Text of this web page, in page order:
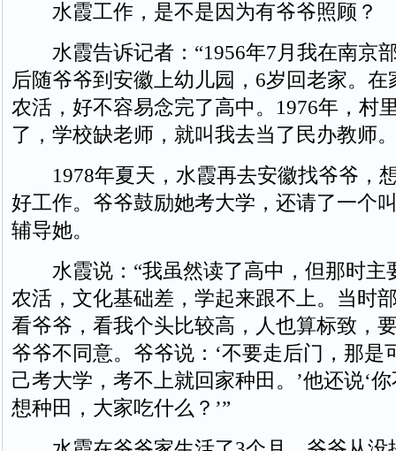
水霞工作，是不是因为有爷爷照顾？
水霞告诉记者：“1956年7月我在南京
后随爷爷到安徽上幼儿园，6岁回老家。在
农活，好不容易念完了高中。1976年，村
了，学校缺老师，就叫我去当了民办教师
1978年夏天，水霞再去安徽找爷爷，
好工作。爷爷鼓励她考大学，还请了一个
辅导她。
水霞说：“我虽然读了高中，但那时主
农活，文化基础差，学起来跟不上。当时
看爷爷，看我个头比较高，人也算标致，
爷爷不同意。爷爷说：‘不要走后门，那是
己考大学，考不上就回家种田。’他还说‘
想种田，大家吃什么？’”